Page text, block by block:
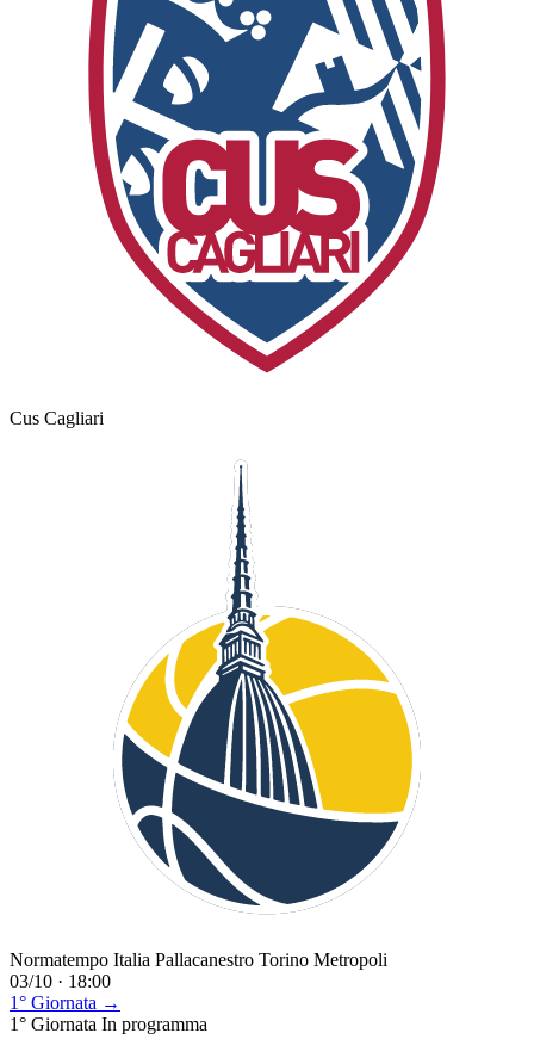
Cus Cagliari
Normatempo Italia Pallacanestro Torino Metropoli
03/10 · 18:00
1° Giornata →
1° Giornata In programma